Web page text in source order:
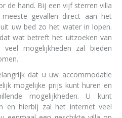
de hand. Bij een vijf sterren villa
gevallen direct aan het
uw bed zo het water in lopen.
wat betreft het uitzoeken van
mogelijkheden zal bieden
dat u uw accommodatie
mogelijke prijs kunt huren en
mogelijkheden. U kunt
en hierbij zal het internet veel